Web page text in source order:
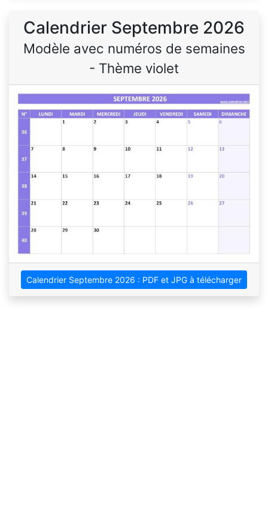
Calendrier Septembre 2026
Modèle avec numéros de semaines
- Thème violet
Calendrier Septembre 2026 : PDF et JPG à télécharger